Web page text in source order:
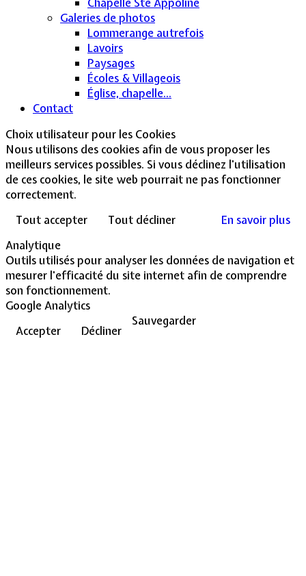
Galeries de photos
Lommerange autrefois
Lavoirs
Paysages
Écoles & Villageois
Église, chapelle...
Contact
Choix utilisateur pour les Cookies
Nous utilisons des cookies afin de vous proposer les
meilleurs services possibles. Si vous déclinez l'utilisation
de ces cookies, le site web pourrait ne pas fonctionner
correctement.
Tout accepter
Tout décliner
En savoir plus
Analytique
Outils utilisés pour analyser les données de navigation et
mesurer l'efficacité du site internet afin de comprendre
son fonctionnement.
Google Analytics
Accepter
Décliner
Sauvegarder